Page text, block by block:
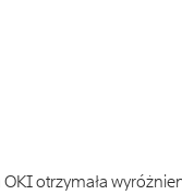
otrzymała